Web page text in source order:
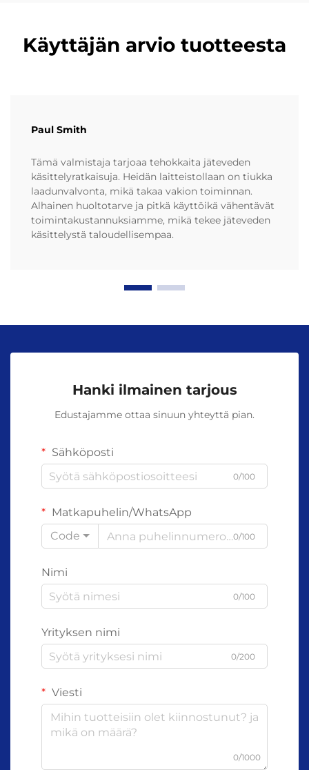
Käyttäjän arvio tuotteesta
Paul Smith
Tämä valmistaja tarjoaa tehokkaita jäteveden
käsittelyratkaisuja. Heidän laitteistollaan on tiukka
laadunvalvonta, mikä takaa vakion toiminnan.
Alhainen huoltotarve ja pitkä käyttöikä vähentävät
toimintakustannuksiamme, mikä tekee jäteveden
käsittelystä taloudellisempaa.
Hanki ilmainen tarjous
Edustajamme ottaa sinuun yhteyttä pian.
Sähköposti
0/100
Matkapuhelin/WhatsApp
Code
0/100
Nimi
0/100
Yrityksen nimi
0/200
Viesti
0/1000